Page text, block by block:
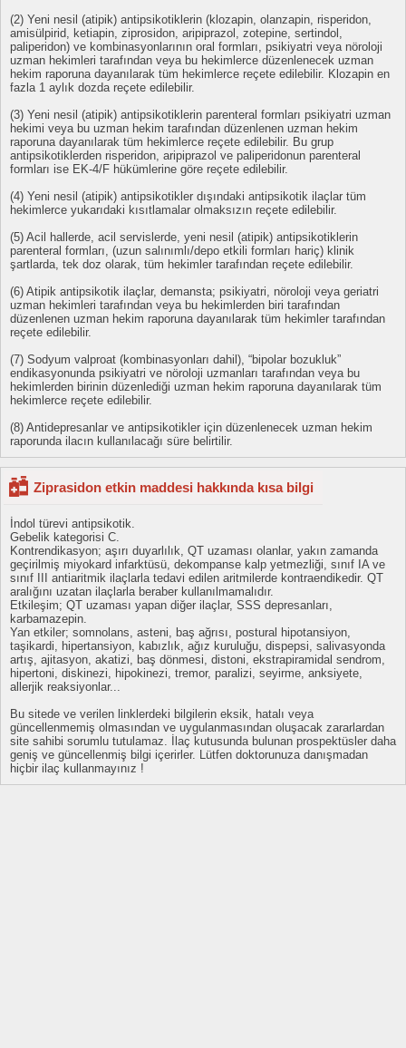
(2) Yeni nesil (atipik) antipsikotiklerin (klozapin, olanzapin, risperidon,
amisülpirid, ketiapin, ziprosidon, aripiprazol, zotepine, sertindol,
paliperidon) ve kombinasyonlarının oral formları, psikiyatri veya nöroloji
uzman hekimleri tarafından veya bu hekimlerce düzenlenecek uzman
hekim raporuna dayanılarak tüm hekimlerce reçete edilebilir. Klozapin en
fazla 1 aylık dozda reçete edilebilir.
(3) Yeni nesil (atipik) antipsikotiklerin parenteral formları psikiyatri uzman
hekimi veya bu uzman hekim tarafından düzenlenen uzman hekim
raporuna dayanılarak tüm hekimlerce reçete edilebilir. Bu grup
antipsikotiklerden risperidon, aripiprazol ve paliperidonun parenteral
formları ise EK-4/F hükümlerine göre reçete edilebilir.
(4) Yeni nesil (atipik) antipsikotikler dışındaki antipsikotik ilaçlar tüm
hekimlerce yukarıdaki kısıtlamalar olmaksızın reçete edilebilir.
(5) Acil hallerde, acil servislerde, yeni nesil (atipik) antipsikotiklerin
parenteral formları, (uzun salınımlı/depo etkili formları hariç) klinik
şartlarda, tek doz olarak, tüm hekimler tarafından reçete edilebilir.
(6) Atipik antipsikotik ilaçlar, demansta; psikiyatri, nöroloji veya geriatri
uzman hekimleri tarafından veya bu hekimlerden biri tarafından
düzenlenen uzman hekim raporuna dayanılarak tüm hekimler tarafından
reçete edilebilir.
(7) Sodyum valproat (kombinasyonları dahil), “bipolar bozukluk”
endikasyonunda psikiyatri ve nöroloji uzmanları tarafından veya bu
hekimlerden birinin düzenlediği uzman hekim raporuna dayanılarak tüm
hekimlerce reçete edilebilir.
(8) Antidepresanlar ve antipsikotikler için düzenlenecek uzman hekim
raporunda ilacın kullanılacağı süre belirtilir.
Ziprasidon etkin maddesi hakkında kısa bilgi
İndol türevi antipsikotik.
Gebelik kategorisi C.
Kontrendikasyon; aşırı duyarlılık, QT uzaması olanlar, yakın zamanda
geçirilmiş miyokard infarktüsü, dekompanse kalp yetmezliği, sınıf IA ve
sınıf III antiaritmik ilaçlarla tedavi edilen aritmilerde kontraendikedir. QT
aralığını uzatan ilaçlarla beraber kullanılmamalıdır.
Etkileşim; QT uzaması yapan diğer ilaçlar, SSS depresanları,
karbamazepin.
Yan etkiler; somnolans, asteni, baş ağrısı, postural hipotansiyon,
taşikardi, hipertansiyon, kabızlık, ağız kuruluğu, dispepsi, salivasyonda
artış, ajitasyon, akatizi, baş dönmesi, distoni, ekstrapiramidal sendrom,
hipertoni, diskinezi, hipokinezi, tremor, paralizi, seyirme, anksiyete,
allerjik reaksiyonlar...
Bu sitede ve verilen linklerdeki bilgilerin eksik, hatalı veya
güncellenmemiş olmasından ve uygulanmasından oluşacak zararlardan
site sahibi sorumlu tutulamaz. İlaç kutusunda bulunan prospektüsler daha
geniş ve güncellenmiş bilgi içerirler. Lütfen doktorunuza danışmadan
hiçbir ilaç kullanmayınız !